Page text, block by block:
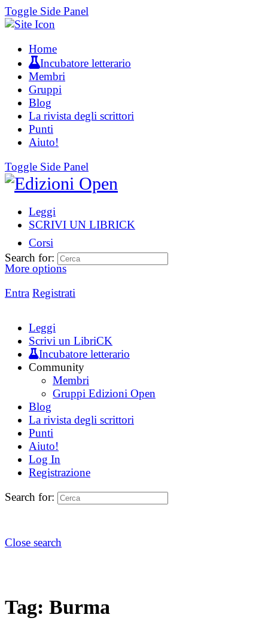
Toggle Side Panel
Home
Incubatore letterario
Membri
Gruppi
Blog
La rivista degli scrittori
Punti
Aiuto!
Toggle Side Panel
Leggi
SCRIVI UN LIBRICK
Corsi
More options
Entra Registrati
Search for:
Leggi
Scrivi un LibriCK
Incubatore letterario
Community
Membri
Gruppi Edizioni Open
Blog
La rivista degli scrittori
Punti
Aiuto!
Log In
Registrazione
Search for:
Close search
Tag: Burma